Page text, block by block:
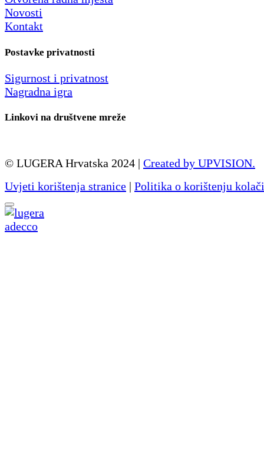
Novosti
Kontakt
Postavke privatnosti
Sigurnost i privatnost
Nagradna igra
Linkovi na društvene mreže
© LUGERA Hrvatska 2024 | Created by UPVISION.
Uvjeti korištenja stranice | Politika o korištenju